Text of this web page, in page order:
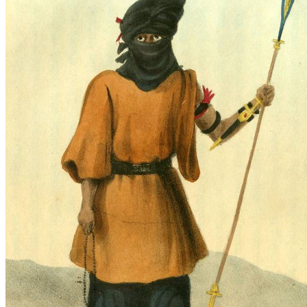
Лунный Календарь Окрашивания
Волос На Октябрь 2025 Года
Самая Известная Охота На Ведьм В
Истории: Как Проходил Салемский
Процесс